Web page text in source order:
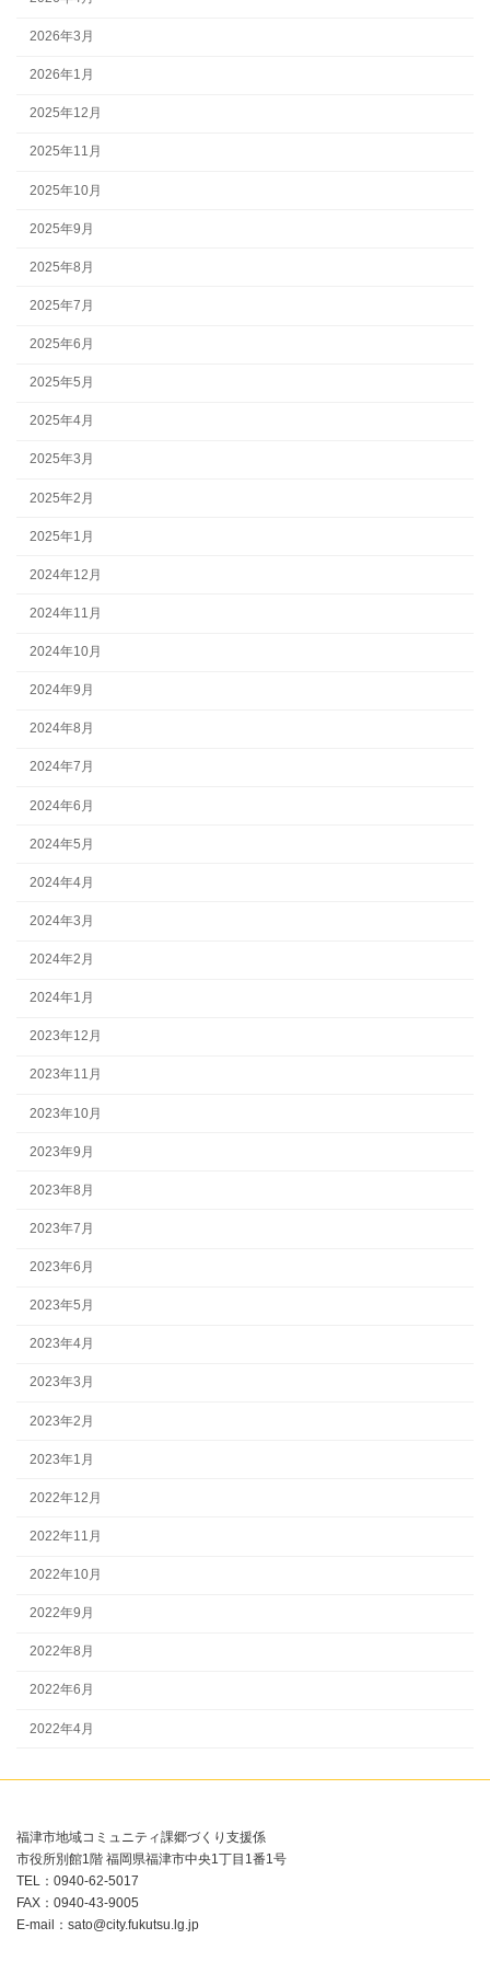
2026年3月
2026年1月
2025年12月
2025年11月
2025年10月
2025年9月
2025年8月
2025年7月
2025年6月
2025年5月
2025年4月
2025年3月
2025年2月
2025年1月
2024年12月
2024年11月
2024年10月
2024年9月
2024年8月
2024年7月
2024年6月
2024年5月
2024年4月
2024年3月
2024年2月
2024年1月
2023年12月
2023年11月
2023年10月
2023年9月
2023年8月
2023年7月
2023年6月
2023年5月
2023年4月
2023年3月
2023年2月
2023年1月
2022年12月
2022年11月
2022年10月
2022年9月
2022年8月
2022年6月
2022年4月
福津市地域コミュニティ課郷づくり支援係
市役所別館1階 福岡県福津市中央1丁目1番1号
TEL：0940-62-5017
FAX：0940-43-9005
E-mail：sato@city.fukutsu.lg.jp